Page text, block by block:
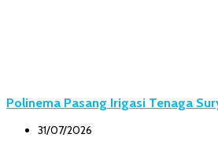
Polinema Pasang Irigasi Tenaga
31/07/2026